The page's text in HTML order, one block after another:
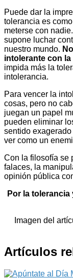
Puede dar la
tolerancia es
meterse con
supone luchar
nuestro mundo.
intolerante con
impida más la
intolerancia.
Para vencer la
cosas, pero no
juegan un papel
pueden eliminar
sentido
ver como un
Con la filosofía se
falaces, la
opinión pública
Por la
Imagen del
Artículos